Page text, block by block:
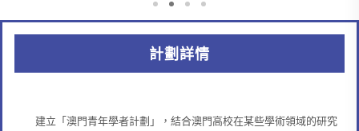
計劃詳情
建立「澳門青年學者計劃」，結合澳門高校在某些學術領域的研究